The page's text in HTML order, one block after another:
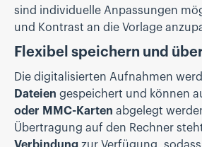
sind individuelle Anpassungen
und Kontrast an die Vorlage
Flexibel speichern und
Die digitalisierten Aufnahmen
Dateien gespeichert und können
oder MMC-Karten abgelegt
Übertragung auf den Rechner
Verbindung zur Verfügung,